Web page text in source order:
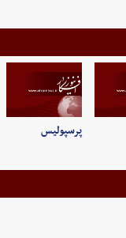
پرسپولیس